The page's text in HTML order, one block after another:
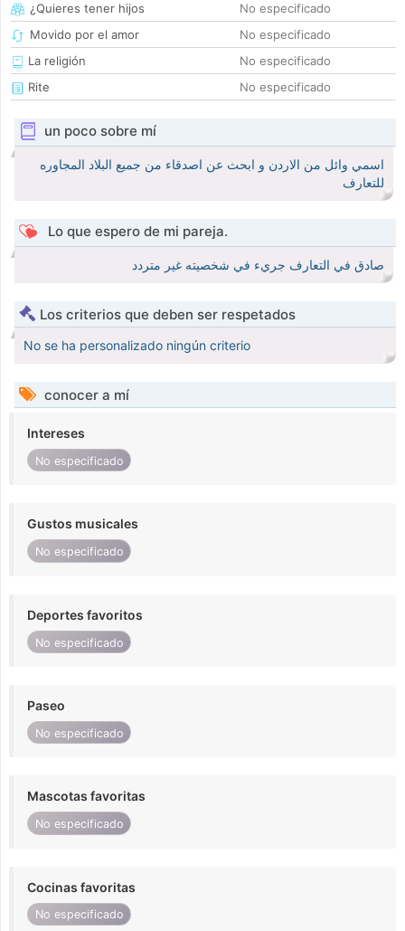
¿Quieres tener hijos
No especificado
Movido por el amor
No especificado
La religión
No especificado
Rite
No especificado
un poco sobre mí
اسمي وائل من الاردن و ابحث عن اصدقاء من جميع البلاد المجاوره
للتعارف
Lo que espero de mi pareja.
صادق في التعارف جريء في شخصيته غير متردد
Los criterios que deben ser respetados
No se ha personalizado ningún criterio
conocer a mí
Intereses
No especificado
Gustos musicales
No especificado
Deportes favoritos
No especificado
Paseo
No especificado
Mascotas favoritas
No especificado
Cocinas favoritas
No especificado